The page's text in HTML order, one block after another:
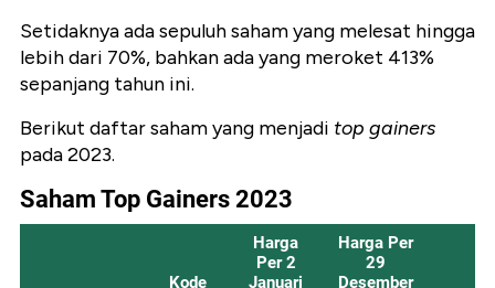
Setidaknya ada sepuluh saham yang melesat hingga
lebih dari 70%, bahkan ada yang meroket 413%
sepanjang tahun ini.
Berikut daftar saham yang menjadi top gainers
pada 2023.